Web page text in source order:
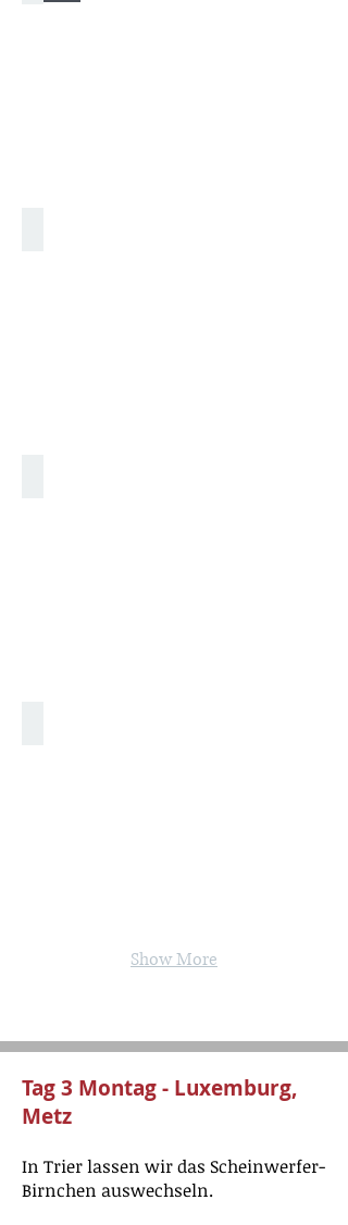
Show More
Tag 3 Montag - Luxemburg,
Metz
In Trier lassen wir das Scheinwerfer-
Birnchen auswechseln.